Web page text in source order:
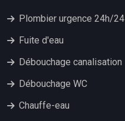
Plombier urgence 24h/24
Fuite d'eau
Débouchage canalisation
Débouchage WC
Chauffe-eau